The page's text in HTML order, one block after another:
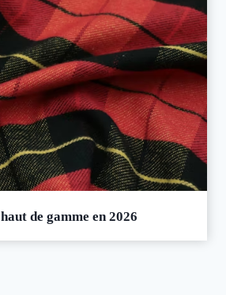
de gamme en 2026